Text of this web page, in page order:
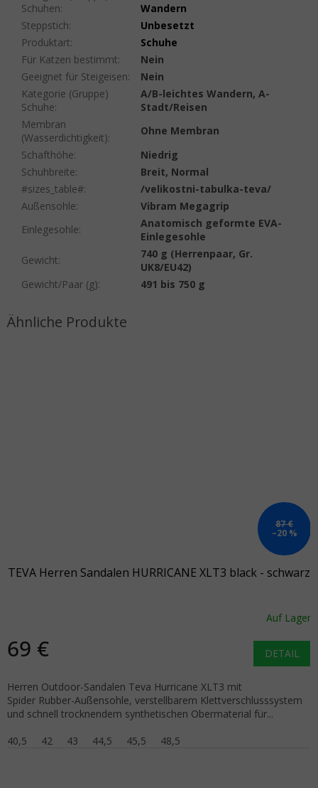
Schuhen:
Wandern
Steppstich:
Unbesetzt
Produktart:
Schuhe
Für Katzen bestimmt:
Nein
Geeignet für Steigeisen:
Nein
Kategorie (Gruppe)
Schuhe:
A/B-leichtes Wandern, A-
Stadt/Reisen
Membran
(Wasserdichtigkeit):
Ohne Membran
Schafthöhe:
Niedrig
Schuhbreite:
Breit, Normal
#sizes_table#:
/velikostni-tabulka-teva/
Außensohle:
Vibram Megagrip
Einlegesohle:
Anatomisch geformte EVA-
Einlegesohle
Gewicht:
740 g (Herrenpaar, Gr.
UK8/EU42)
Gewicht/Paar (g): 491 bis 750 g
87 €
–20 %
TEVA Herren Sandalen HURRICANE XLT3 black - schwarz
Auf Lager
69 € DETAIL
Herren Outdoor-Sandalen Teva Hurricane XLT3 mit
Spider Rubber-Außensohle, verstellbarem Klettverschlusssystem
und schnell trocknendem synthetischen Obermaterial für...
40,5
42 43 44,5 45,5 48,5